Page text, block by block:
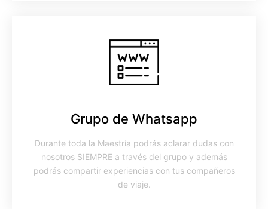
Grupo de Whatsapp
Durante toda la Maestría podrás aclarar dudas con
nosotros SIEMPRE a través del grupo y además
podrás compartir experiencias con tus compañeros
de viaje.